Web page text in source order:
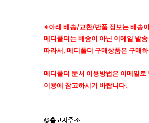
※아래 배송/교환/반품 정보는 배송
메디폴더는 배송이 아닌 이메일 발
따라서, 메디폴더 구매상품은 구매
메디폴더 문서 이용방법은 이메일로
이용에 참고하시기 바랍니다.
◎출고지주소